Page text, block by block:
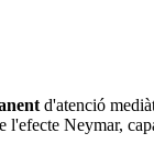
d'atenció
Neymar,